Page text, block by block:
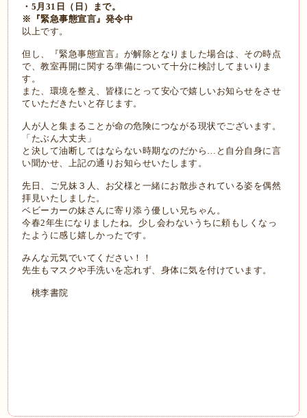
・5月31日（日）まで。
※『緊急事態宣言』発令中
以上です。
但し、『緊急事態宣言』が解除となりました場合は、その時点
で、教室再開に関する準備について十分に検討してまいりま
す。
また、環境を整え、皆様にとって安心で嬉しいお知らせをさせ
ていただきたいと存じます。
人が人と集まることが命の危険につながる現状でございます。
「たぶん大丈夫」
と決して油断してはならない時期なのだから…と自分自身に言
い聞かせ、上記の通りお知らせいたします。
先日、ご兄妹３人、お父様と一緒にお散歩されている姿を偶然
拝見いたしました。
ベビーカーの妹さんに寄り添う優しい兄ちゃん。
今春2年生になりましたね。少し会わないうちに頼もしくなっ
たように感じ嬉しかったです。
みんな元気でいてください！！
先生もマスクや手洗いを忘れず、身体に気を付けています。
桃李書院